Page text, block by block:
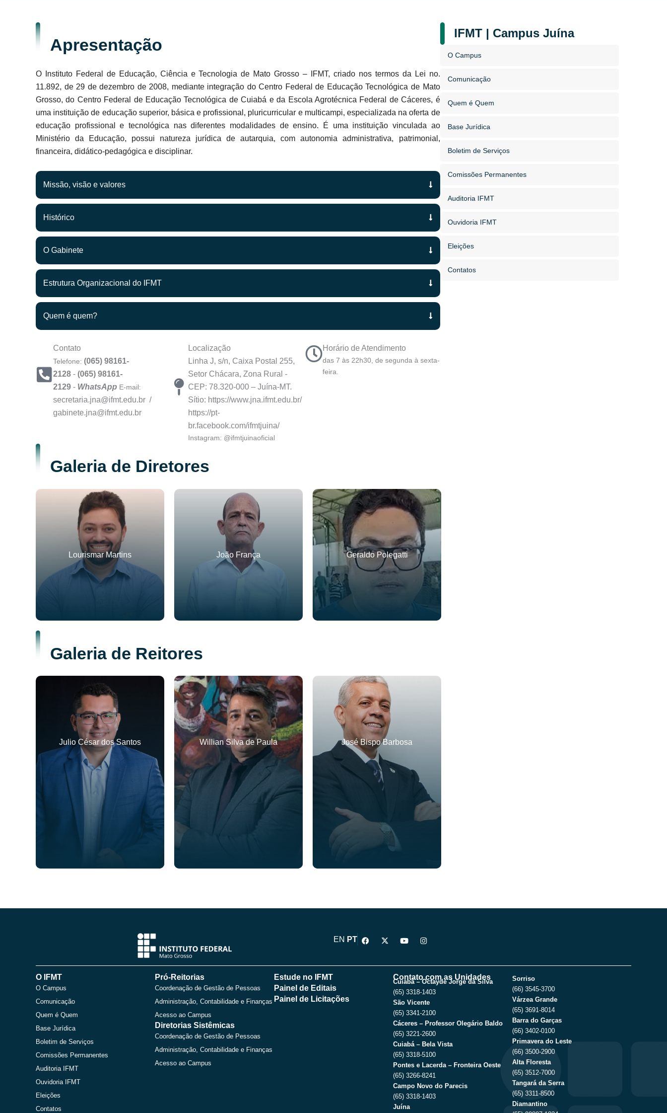
Apresentação
O Instituto Federal de Educação, Ciência e Tecnologia de Mato Grosso – IFMT, criado nos termos da Lei no.
11.892, de 29 de dezembro de 2008, mediante integração do Centro Federal de Educação Tecnológica de Mato
Grosso, do Centro Federal de Educação Tecnológica de Cuiabá e da Escola Agrotécnica Federal de Cáceres, é
uma instituição de educação superior, básica e profissional, pluricurricular e multicampi, especializada na oferta de
educação profissional e tecnológica nas diferentes modalidades de ensino. É uma instituição vinculada ao
Ministério da Educação, possui natureza jurídica de autarquia, com autonomia administrativa, patrimonial,
financeira, didático-pedagógica e disciplinar.
Missão, visão e valores
Histórico
O Gabinete
Estrutura Organizacional do IFMT
Quem é quem?
Contato
Telefone: (065) 98161-
2128 - (065) 98161-
2129 - WhatsApp E-mail:
secretaria.jna@ifmt.edu.br /
gabinete.jna@ifmt.edu.br
Localização
Linha J, s/n, Caixa Postal 255,
Setor Chácara, Zona Rural -
CEP: 78.320-000 – Juína-MT.
Sítio: https://www.jna.ifmt.edu.br/
https://pt-
br.facebook.com/ifmtjuina/
Instagram: @ifmtjuinaoficial
Horário de Atendimento
das 7 às 22h30, de segunda à sexta-
feira.
Galeria de Diretores
Lourismar Martins João França Geraldo Polegatti
Galeria de Reitores
Julio César dos Santos Willian Silva de Paula José Bispo Barbosa
IFMT | Campus Juína
O Campus
Comunicação
Quem é Quem
Base Jurídica
Boletim de Serviços
Comissões Permanentes
Auditoria IFMT
Ouvidoria IFMT
Eleições
Contatos
EN PT
F
a
b
X
-
i
Y
o
u
b
e
I
n
a
g
r
a
m
O IFMT
O Campus
Comunicação
Quem é Quem
Base Jurídica
Boletim de Serviços
Comissões Permanentes
Auditoria IFMT
Ouvidoria IFMT
Eleições
Contatos
Pró-Reitorias
Coordenação de Gestão de Pessoas
Administração, Contabilidade e Finanças
Acesso ao Campus
Diretorias Sistêmicas
Coordenação de Gestão de Pessoas
Administração, Contabilidade e Finanças
Acesso ao Campus
Estude no IFMT
Painel de Editais
Painel de Licitações
Contato com as Unidades
Cuiabá – Octayde Jorge da Silva
(65) 3318-1403
São Vicente
(65) 3341-2100
Cáceres – Professor Olegário Baldo
(65) 3221-2600
Cuiabá – Bela Vista
(65) 3318-5100
Pontes e Lacerda – Fronteira Oeste
(65) 3266-8241
Campo Novo do Parecis
(65) 3318-1403
Juína
Sorriso
(66) 3545-3700
Várzea Grande
(65) 3691-8014
Barra do Garças
(66) 3402-0100
Primavera do Leste
(66) 3500-2900
Alta Floresta
(65) 3512-7000
Tangará da Serra
(65) 3311-8500
Diamantino